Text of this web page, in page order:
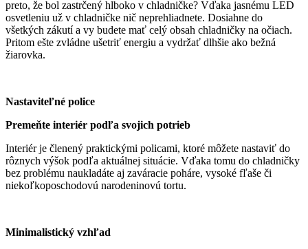
preto, že bol zastrčený hlboko v chladničke? Vďaka jasnému LED
osvetleniu už v chladničke nič neprehliadnete. Dosiahne do
všetkých zákutí a vy budete mať celý obsah chladničky na očiach.
Pritom ešte zvládne ušetriť energiu a vydržať dlhšie ako bežná
žiarovka.
Nastaviteľné police
Premeňte interiér podľa svojich potrieb
Interiér je členený praktickými policami, ktoré môžete nastaviť do
rôznych výšok podľa aktuálnej situácie. Vďaka tomu do chladničky
bez problému naukladáte aj zaváracie poháre, vysoké fľaše či
niekoľkoposchodovú narodeninovú tortu.
Minimalistický vzhľad